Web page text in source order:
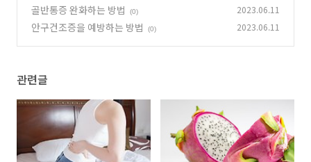
골반통증 완화하는 방법 (0) 2023.06.11
안구건조증을 예방하는 방법 (0) 2023.06.11
관련글